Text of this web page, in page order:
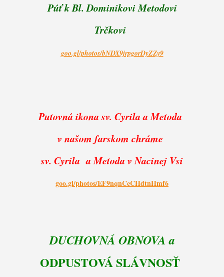
Púť k Bl. Dominikovi Metodovi
Trčkovi
goo.gl/photos/bNDX9jrpgorDyZZy9
Putovná ikona sv. Cyrila a Metoda
v našom farskom chráme
sv. Cyrila a Metoda v Nacinej Vsi
goo.gl/photos/EF9nqnCeCHdtnHmf6
DUCHOVNÁ OBNOVA a
ODPUSTOVÁ SLÁVNOSŤ